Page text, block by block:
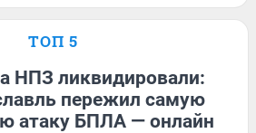
ТОП 5
НПЗ ликвидировали:
пережил самую
атаку БПЛА — онлайн